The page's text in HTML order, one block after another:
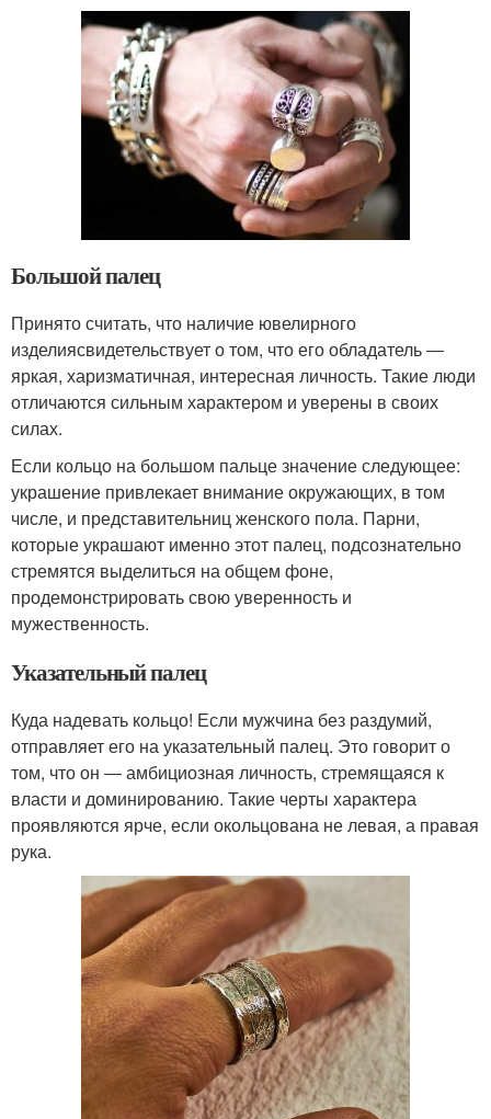
Большой палец
Принято считать, что наличие ювелирного
изделиясвидетельствует о том, что его обладатель ―
яркая, харизматичная, интересная личность. Такие люди
отличаются сильным характером и уверены в своих
силах.
Если кольцо на большом пальце значение следующее:
украшение привлекает внимание окружающих, в том
числе, и представительниц женского пола. Парни,
которые украшают именно этот палец, подсознательно
стремятся выделиться на общем фоне,
продемонстрировать свою уверенность и
мужественность.
Указательный палец
Куда надевать кольцо! Если мужчина без раздумий,
отправляет его на указательный палец. Это говорит о
том, что он ― амбициозная личность, стремящаяся к
власти и доминированию. Такие черты характера
проявляются ярче, если окольцована не левая, а правая
рука.